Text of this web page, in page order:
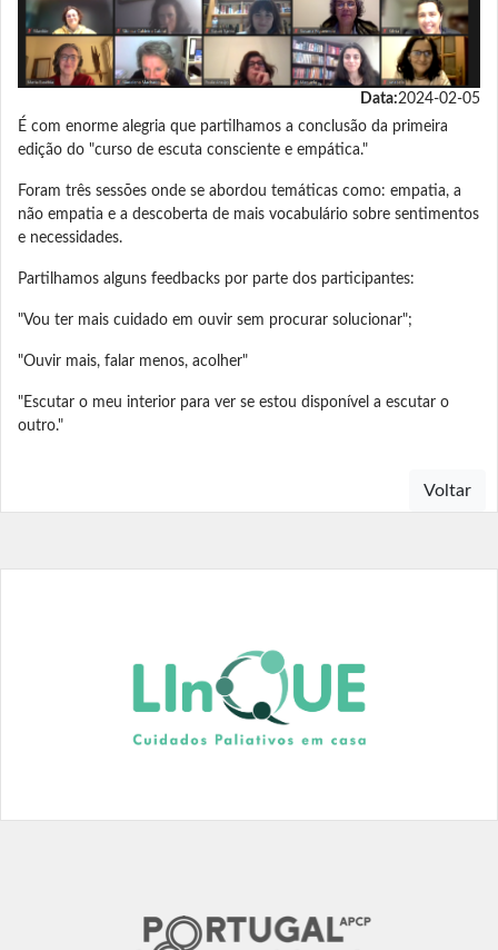
Data:2024-02-05
É com enorme alegria que partilhamos a conclusão da primeira
edição do "curso de escuta consciente e empática."
Foram três sessões onde se abordou temáticas como: empatia, a
não empatia e a descoberta de mais vocabulário sobre sentimentos
e necessidades.
Partilhamos alguns feedbacks por parte dos participantes:
"Vou ter mais cuidado em ouvir sem procurar solucionar";
"Ouvir mais, falar menos, acolher"
"Escutar o meu interior para ver se estou disponível a escutar o
outro."
Voltar